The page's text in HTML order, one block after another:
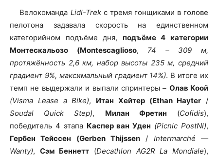
Велокоманда Lidl-Trekс тремя гонщиками в голове
пелотона задавала скорость на единственном
категорийном подъёме дня, подъёме 4 категории
Монтескальозо (Montescaglioso, 74 – 309 м,
протяжённость 2,6 км, набор высоты 235 м, средний
градиент 9%, максимальный градиент 14%). В итоге их
темп не выдержали и выпали спринтеры – Олав Коой
(Visma Lease a Bike), Итан Хейтер (Ethan Hayter /
Soudal Quick Step), Милан Фретин (Cofidis),
победитель 4 этапа Каспер ван Уден (Picnic PostNl),
Гербен Тейссен (Gerben Thijssen / Intermarché —
Wanty), Сэм Беннетт (Decathlon AG2R La Mondiale),